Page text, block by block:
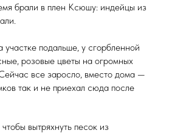
брали в плен Ксюшу: индейцы из
подальше, у сгорбленной
розовые цветы на огромных
все заросло, вместо дома —
так и не приехал сюда после
вытряхнуть песок из